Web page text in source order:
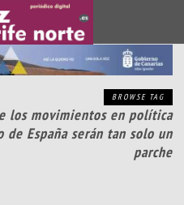
BROWSE TAG
los movimientos en política
España serán tan solo un
parche